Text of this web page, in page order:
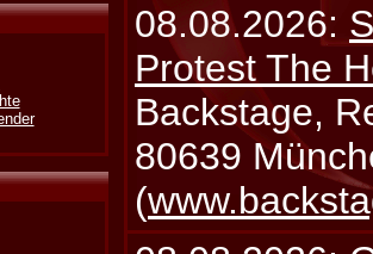
08.08.2026:
Protest The
Backstage,
80639
(